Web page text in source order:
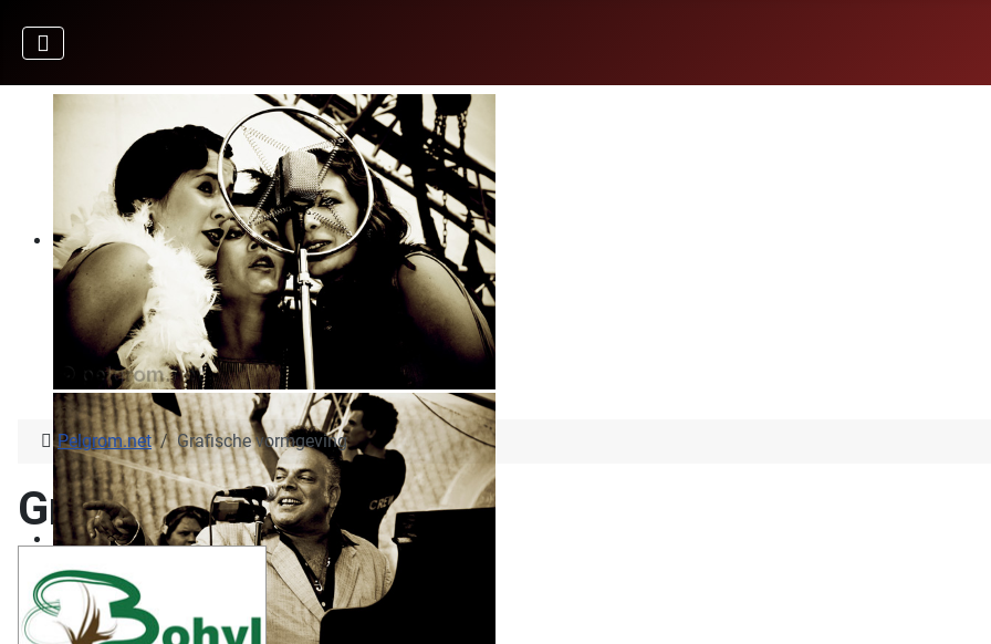
Pelgrom.net Grafische vormgeving
Grafische vormgeving